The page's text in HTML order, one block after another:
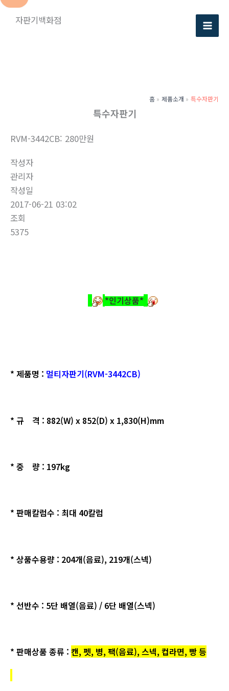
자판기백화점
홈 제품소개 특수자판기
특수자판기
RVM-3442CB: 280만원
작성자
관리자
작성일
2017-06-21 03:02
조회
5375
*인기상품*
* 제품명 : 멀티자판기(RVM-3442CB)
* 규 격 : 882(W) x 852(D) x 1,830(H)mm
* 중 량 : 197kg
* 판매칼럼수 : 최대 40칼럼
* 상품수용량 : 204개(음료), 219개(스넥)
* 선반수 : 5단 배열(음료) / 6단 배열(스넥)
* 판매상품 종류 : 캔, 펫, 병, 팩(음료), 스넥, 컵라면, 빵 등